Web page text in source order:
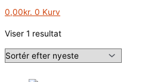
0,00kr. 0 Kurv
Viser 1 resultat